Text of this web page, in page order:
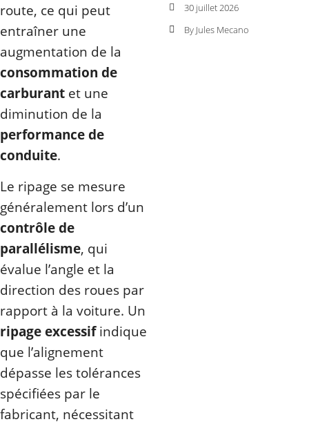
route, ce qui peut
entraîner une
augmentation de la
consommation de
carburant et une
diminution de la
performance de
conduite.
Le ripage se mesure
généralement lors d’un
contrôle de
parallélisme, qui
évalue l’angle et la
direction des roues par
rapport à la voiture. Un
ripage excessifindique
que l’alignement
dépasse les tolérances
spécifiées par le
fabricant, nécessitant
30 juillet 2026
By Jules Mecano